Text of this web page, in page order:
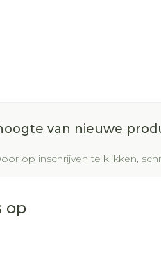
van nieuwe
op inschrijven te klikken,
op